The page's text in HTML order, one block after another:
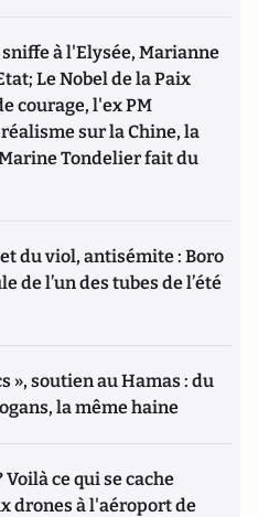
à l'Elysée, Marianne
Le Nobel de la Paix
courage, l'ex PM
sur la Chine, la
Tondelier fait du
du viol, antisémite : Boro
de l’un des tubes de l’été
», soutien au Hamas : du
la même haine
Voilà ce qui se cache
drones à l'aéroport de